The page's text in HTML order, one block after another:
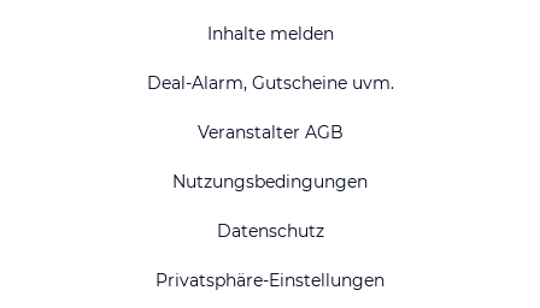
Inhalte melden
Deal-Alarm, Gutscheine uvm.
Veranstalter AGB
Nutzungsbedingungen
Datenschutz
Privatsphäre-Einstellungen